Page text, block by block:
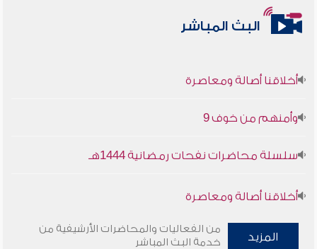
البث المباشر
أخلاقنا أصالة ومعاصرة
وأمنهم من خوف 9
سلسلة محاضرات نفحات رمضانية 1444هـ
أخلاقنا أصالة ومعاصرة
وأمنهم من خوف 9
المزيد
من الفعاليات والمحاضرات الأرشيفية من
خدمة البث المباشر